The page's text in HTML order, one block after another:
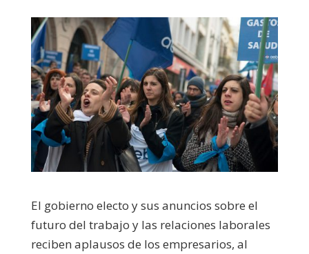
El gobierno electo y sus anuncios sobre el
futuro del trabajo y las relaciones laborales
reciben aplausos de los empresarios, al